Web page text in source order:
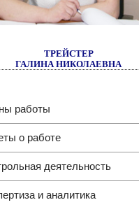
ТРЕЙСТЕР
ГАЛИНА НИКОЛАЕВНА
работы
о работе
деятельность
и аналитика